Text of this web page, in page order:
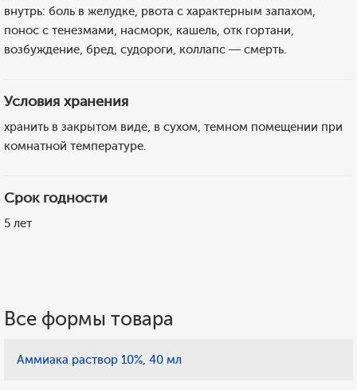
внутрь: боль в желудке, рвота с характерным запахом,
понос с тенезмами, насморк, кашель, отк гортани,
возбуждение, бред, судороги, коллапс — смерть.
Условия хранения
хранить в закрытом виде, в сухом, темном помещении при
комнатной температуре.
Срок годности
5 лет
Все формы товара
Аммиака раствор 10%, 40 мл